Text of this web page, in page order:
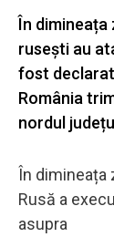
În dimineața
rusești au
fost
România
nordul
În dimineața
Rusă a
asupra